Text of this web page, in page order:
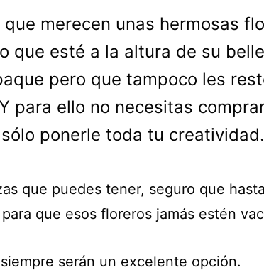
que merecen unas hermosas
que esté a la altura de su
pero que tampoco les
para ello no necesitas
ponerle toda tu creatividad.
que puedes tener, seguro que
que esos floreros jamás estén
serán un excelente opción.